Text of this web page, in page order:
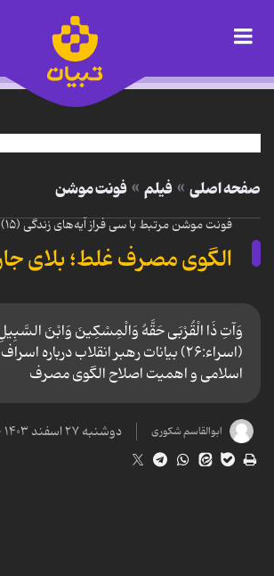
صفحه اصلی فیلم فونت موشن
فونت موشن مرتبط با سی فراز آیه‌های زندگی (۱۵)
الگوی مصرف غلط؛ بلای
وَآتِ ذَا الْقُرْبَی حَقَّهُ وَالْمِسْکِینَ وَابْنَ السَّبِیلِ
(اسراء:۲۶) بیانات رهبر انقلاب درباره
اسلامی و اهمیت اصلاح الگوی مصرف
ابوالقاسم شکوری دوشنبه ۲۷ اسفند ۱۴۰۳ - ۱۱:۲۳